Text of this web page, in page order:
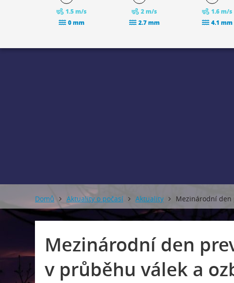
1.5 m/s
0 mm
2 m/s
2.7 mm
1.6 m/s
4.1 mm
Domů Aktuality o počasí Aktuality Mezinárodní
Mezinárodní den
v průběhu válek a